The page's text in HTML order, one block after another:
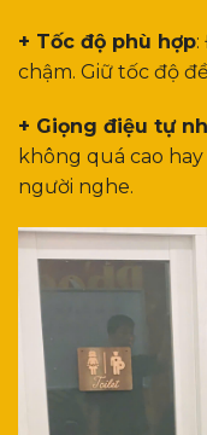
+ Tốc độ phù hợp:
chậm. Giữ tốc độ
+ Giọng điệu tự
không quá cao
người nghe.